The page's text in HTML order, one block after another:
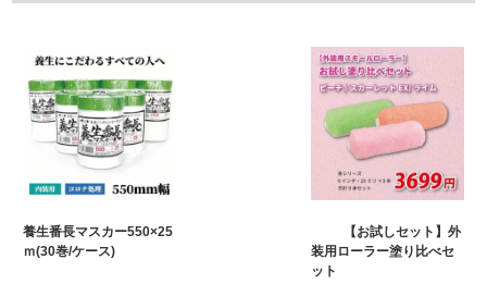
養生番長マスカー550×25
ｍ(30巻/ケース)
【お試しセット】外
装用ローラー塗り比べセ
ット